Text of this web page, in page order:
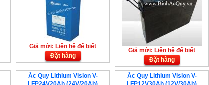
Giá mới: Liên hệ để biết
Đặt hàng
Giá mới: Liên hệ để biết
Đặt hàng
Ắc Quy Lithium Vision V-
LFP24V20Ah (24V/20Ah)
Ắc Quy Lithium Vision V-
LFP12V30Ah (12V/30Ah)